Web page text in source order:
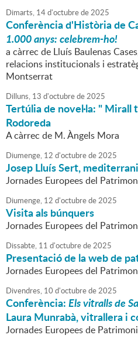
Dimarts, 14d'octubrede2025
Conferència d'Història de
1.000 anys: celebrem-ho!
a càrrec de Lluís Baulenas
relacions institucionals i
Montserrat
Dilluns, 13 d'octubrede2025
Tertúlia de novel·la: "
Rodoreda
A càrrec de M. Àngels Mora
Diumenge, 12 d'octubrede2025
Josep Lluís Sert,
Jornades Europees del
Diumenge, 12 d'octubrede2025
Visita als búnquers
Jornades Europees del
Dissabte, 11 d'octubrede2025
Presentació de la web de
Jornades Europees del
Divendres, 10 d'octubrede2025
Conferència:Els vitralls de
Laura Munrabà, vitrallera i
Jornades Europees de